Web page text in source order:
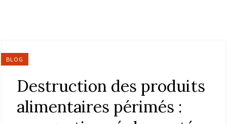
BLOG
Destruction des produits
alimentaires périmés :